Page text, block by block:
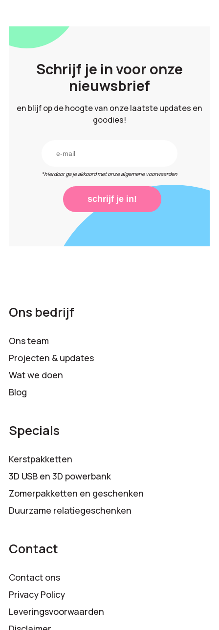
Schrijf je in voor onze
nieuwsbrief
en blijf op de hoogte van onze laatste updates en
goodies!
*hierdoor ga je akkoord met onze algemene voorwaarden
schrijf je in!
Ons bedrijf
Ons team
Projecten & updates
Wat we doen
Blog
Specials
Kerstpakketten
3D USB en 3D powerbank
Zomerpakketten en geschenken
Duurzame relatiegeschenken
Contact
Contact ons
Privacy Policy
Leveringsvoorwaarden